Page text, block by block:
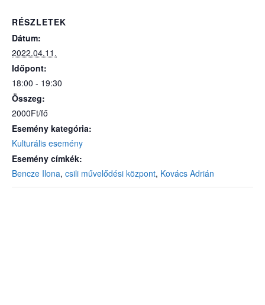
RÉSZLETEK
Dátum:
2022.04.11.
Időpont:
18:00 - 19:30
Összeg:
2000Ft/fő
Esemény kategória:
Kulturális esemény
Esemény címkék:
Bencze Ilona, csili művelődési központ, Kovács Adrián